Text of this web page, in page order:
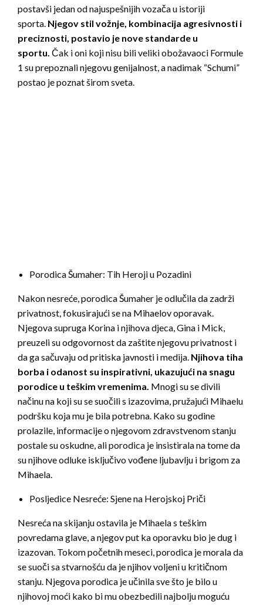
postavši jedan od najuspešnijih vozača u istoriji
sporta. Njegov stil vožnje, kombinacija agresivnosti i
preciznosti, postavio je nove standarde u
sportu. Čak i oni koji nisu bili veliki obožavaoci Formule
1 su prepoznali njegovu genijalnost, a nadimak “Schumi”
postao je poznat širom sveta.
Porodica Šumaher: Tih Heroji u Pozadini
Nakon nesreće, porodica Šumaher je odlučila da zadrži
privatnost, fokusirajući se na Mihaelov oporavak.
Njegova supruga Korina i njihova djeca, Gina i Mick,
preuzeli su odgovornost da zaštite njegovu privatnost i
da ga sačuvaju od pritiska javnosti i medija. Njihova tiha
borba i odanost su inspirativni, ukazujući na snagu
porodice u teškim vremenima. Mnogi su se divili
načinu na koji su se suočili s izazovima, pružajući Mihaelu
podršku koja mu je bila potrebna. Kako su godine
prolazile, informacije o njegovom zdravstvenom stanju
postale su oskudne, ali porodica je insistirala na tome da
su njihove odluke isključivo vođene ljubavlju i brigom za
Mihaela.
Posljedice Nesreće: Sjene na Herojskoj Priči
Nesreća na skijanju ostavila je Mihaela s teškim
povredama glave, a njegov put ka oporavku bio je dug i
izazovan. Tokom početnih meseci, porodica je morala da
se suoči sa stvarnošću da je njihov voljeni u kritičnom
stanju. Njegova porodica je učinila sve što je bilo u
njihovoj moći kako bi mu obezbedili najbolju moguću